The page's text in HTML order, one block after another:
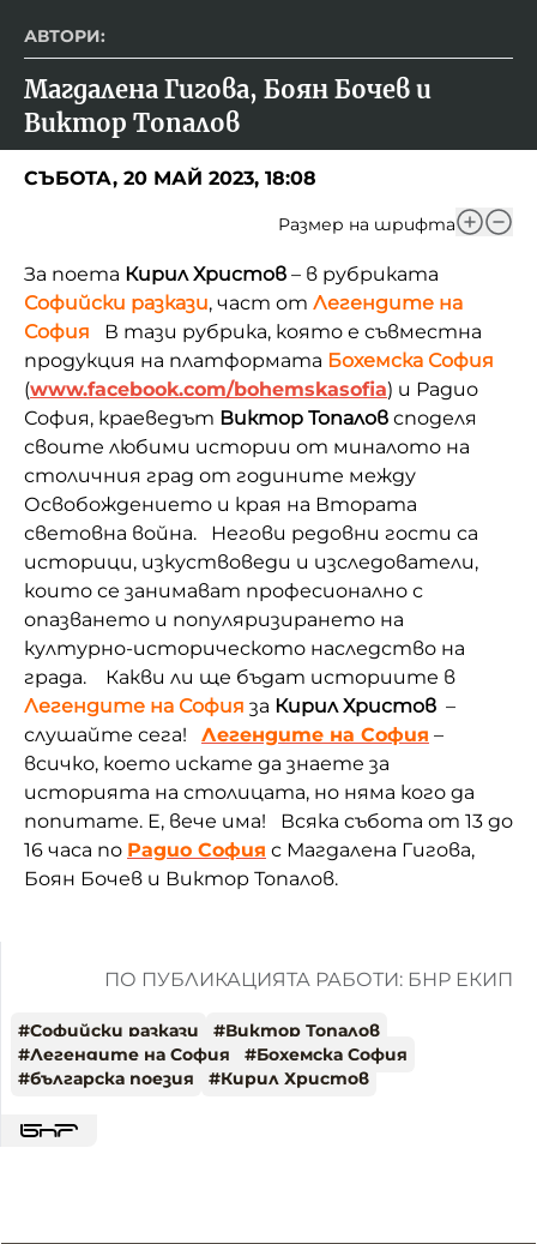
АВТОРИ:
Магдалена Гигова, Боян Бочев и
Виктор Топалов
СЪБОТА, 20 МАЙ 2023, 18:08
Размер на шрифта
За поета Кирил Христов – в рубриката
Софийски разкази, част от Легендите на
София
В тази рубрика, която е съвместна
продукция на платформата Бохемска София
(www.facebook.com/bohemskasofia) и Радио
София, краеведът Виктор Топалов споделя
своите любими истории от миналото на
столичния град от годините между
Освобождението и края на Втората
световна война.
Негови редовни гости са
историци, изкуствоведи и изследователи,
които се занимават професионално с
опазването и популяризирането на
културно-историческото наследство на
града.
Какви ли ще бъдат историите в
Легендите на София за Кирил Христов –
слушайте сега!
Легендите на София –
всичко, което искате да знаете за
историята на столицата, но няма кого да
попитате. Е, вече има!
Всяка събота от 13 до
16 часа по Радио София с Магдалена Гигова,
Боян Бочев и Виктор Топалов.
ПО ПУБЛИКАЦИЯТА РАБОТИ: БНР ЕКИП
#Софийски разкази #Виктор Топалов
#Легендите на София #Бохемска София
#българска поезия #Кирил Христов